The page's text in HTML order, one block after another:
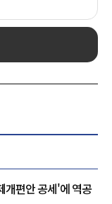
편안 공세'에 역공